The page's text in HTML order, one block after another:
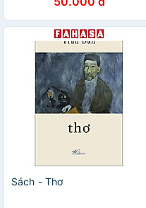
Sách - Thơ